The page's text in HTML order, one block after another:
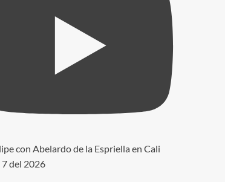
con Abelardo de la Espriella en Cali
del 2026